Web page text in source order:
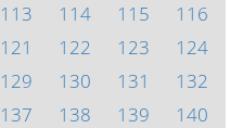
113 114 115
116
121 122 123
124
129 130 131
132
137 138 139
140